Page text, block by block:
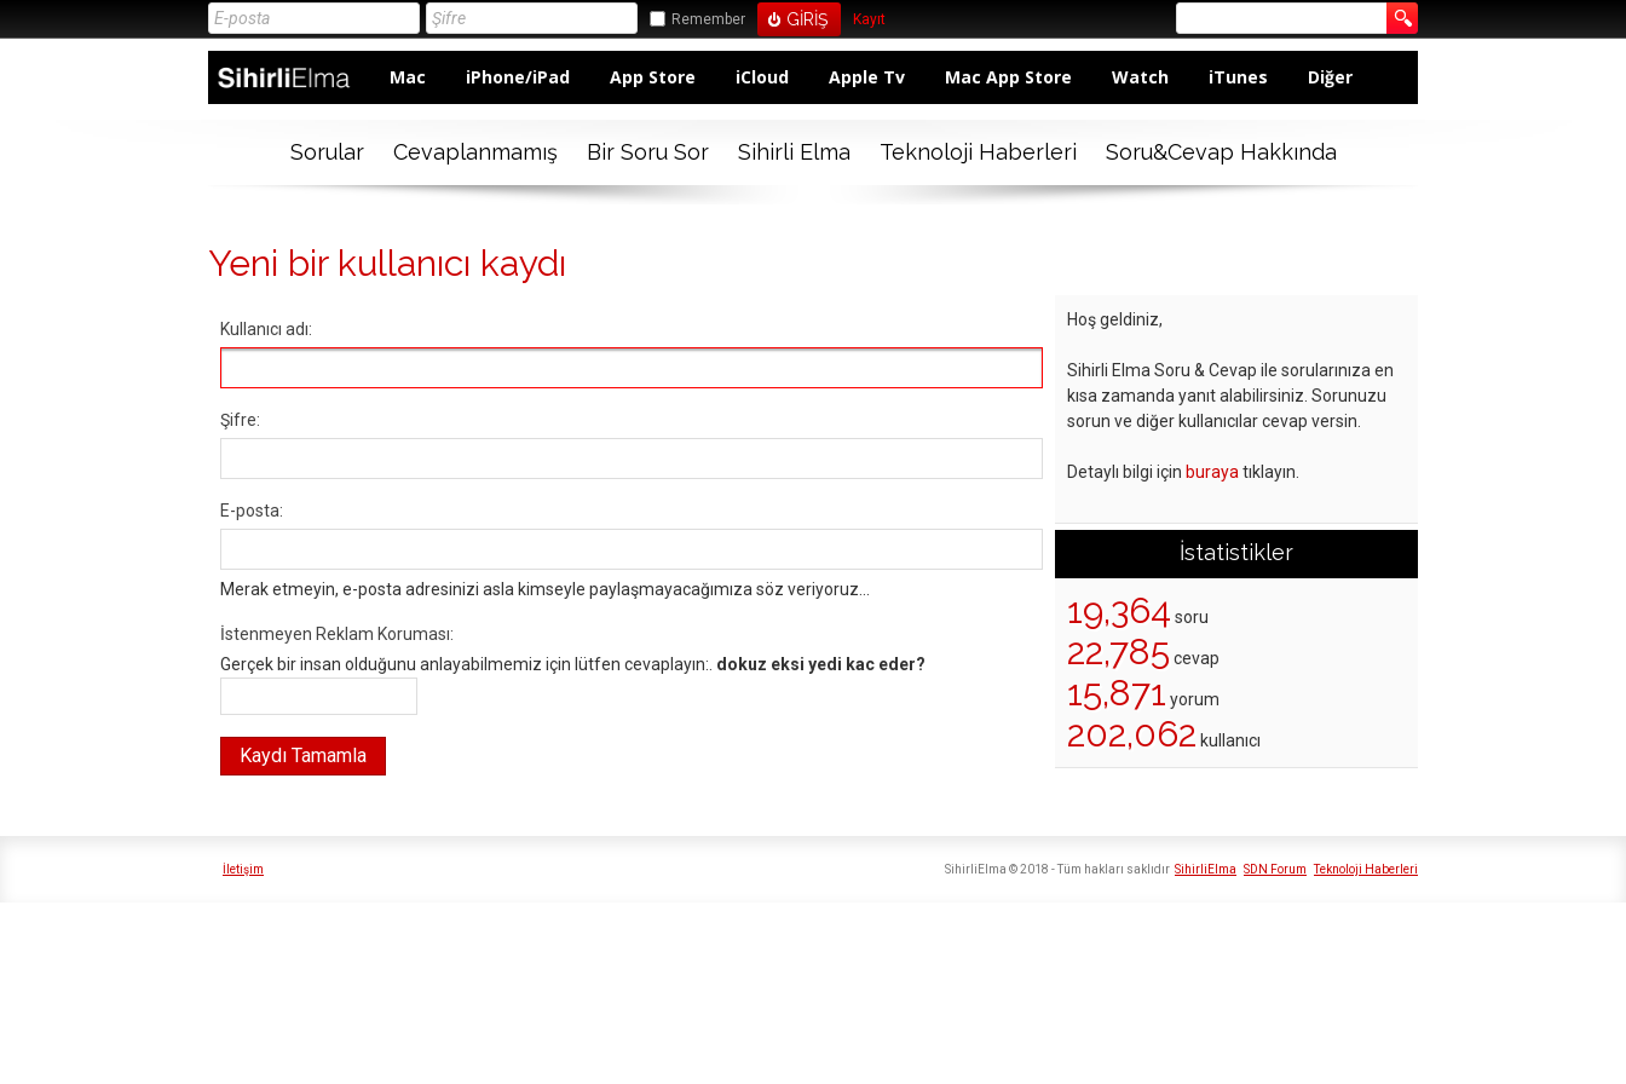
Remember Kayıt
Mac iPhone/iPad App Store iCloud Apple Tv Mac App Store Watch iTunes Diğer
Sorular Cevaplanmamış Bir Soru Sor Sihirli Elma Teknoloji Haberleri Soru&Cevap Hakkında
Yeni bir kullanıcı kaydı
Kullanıcı adı:
Şifre:
E-posta:
Merak etmeyin, e-posta adresinizi asla kimseyle paylaşmayacağımıza söz veriyoruz...
İstenmeyen Reklam Koruması:
Gerçek bir insan olduğunu anlayabilmemiz için lütfen cevaplayın:. dokuz eksi yedi kac eder?
Hoş geldiniz,
Sihirli Elma Soru & Cevap ile sorularınıza en
kısa zamanda yanıt alabilirsiniz. Sorunuzu
sorun ve diğer kullanıcılar cevap versin.
Detaylı bilgi için buraya tıklayın.
İstatistikler
19,364 soru
22,785 cevap
15,871 yorum
202,062 kullanıcı
İletişim SihirliElma SDN Forum Teknoloji Haberleri
SihirliElma © 2018 - Tüm hakları saklıdır